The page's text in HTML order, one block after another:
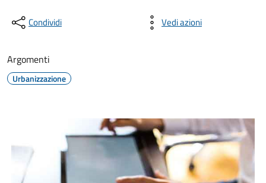
Condividi Vedi azioni
Argomenti
Urbanizzazione